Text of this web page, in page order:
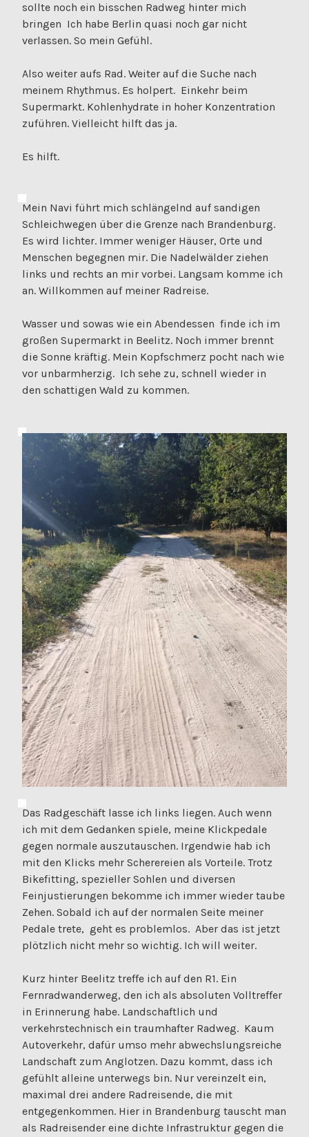
sollte noch ein bisschen Radweg hinter mich
bringen Ich habe Berlin quasi noch gar nicht
verlassen. So mein Gefühl.
Also weiter aufs Rad. Weiter auf die Suche nach
meinem Rhythmus. Es holpert. Einkehr beim
Supermarkt. Kohlenhydrate in hoher Konzentration
zuführen. Vielleicht hilft das ja.
Es hilft.
Mein Navi führt mich schlängelnd auf sandigen
Schleichwegen über die Grenze nach Brandenburg.
Es wird lichter. Immer weniger Häuser, Orte und
Menschen begegnen mir. Die Nadelwälder ziehen
links und rechts an mir vorbei. Langsam komme ich
an. Willkommen auf meiner Radreise.
Wasser und sowas wie ein Abendessen finde ich im
großen Supermarkt in Beelitz. Noch immer brennt
die Sonne kräftig. Mein Kopfschmerz pocht nach wie
vor unbarmherzig. Ich sehe zu, schnell wieder in
den schattigen Wald zu kommen.
Das Radgeschäft lasse ich links liegen. Auch wenn
ich mit dem Gedanken spiele, meine Klickpedale
gegen normale auszutauschen. Irgendwie hab ich
mit den Klicks mehr Scherereien als Vorteile. Trotz
Bikefitting, spezieller Sohlen und diversen
Feinjustierungen bekomme ich immer wieder taube
Zehen. Sobald ich auf der normalen Seite meiner
Pedale trete, geht es problemlos. Aber das ist jetzt
plötzlich nicht mehr so wichtig. Ich will weiter.
Kurz hinter Beelitz treffe ich auf den R1. Ein
Fernradwanderweg, den ich als absoluten Volltreffer
in Erinnerung habe. Landschaftlich und
verkehrstechnisch ein traumhafter Radweg. Kaum
Autoverkehr, dafür umso mehr abwechslungsreiche
Landschaft zum Anglotzen. Dazu kommt, dass ich
gefühlt alleine unterwegs bin. Nur vereinzelt ein,
maximal drei andere Radreisende, die mit
entgegenkommen. Hier in Brandenburg tauscht man
als Radreisender eine dichte Infrastruktur gegen die